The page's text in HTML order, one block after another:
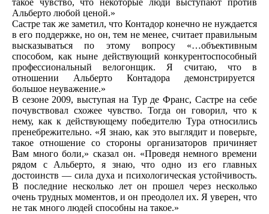
такое чувство, что некоторые люди выступают против
Альберто любой ценой.»
Састре так же заметил, что Контадор конечно не нуждается
в его поддержке, но он, тем не менее, считает правильным
высказываться по этому вопросу «…объективным
способом, как ныне действующий конкурентоспособный
профессиональный велогонщик. Я считаю, что в
отношении Альберто Контадора демонстрируется
большое неуважение.»
В сезоне 2009, выступая на Тур де Франс, Састре на себе
почувствовал схожее чувство. Тогда он говорил, что к
нему, как к действующему победителю Тура относились
пренебрежительно. «Я знаю, как это выглядит и поверьте,
такое отношение со стороны организаторов причиняет
Вам много боли,» сказал он. «Проведя немного времени
рядом с Альберто, я знаю, что одно из его главных
достоинств — сила духа и психологическая устойчивость.
В последние несколько лет он прошел через несколько
очень трудных моментов, и он преодолел их. Я уверен, что
не так много людей способны на такое.»